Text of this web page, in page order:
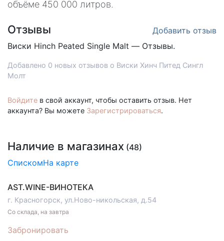
объёме 450 000 литров.
Отзывы
Добавить отзыв
Виски Hinch Peated Single Malt — Отзывы.
Добавлено 0 новых отзывов о Виски Хинч Питед Сингл
Молт
Войдите в свой аккаунт, чтобы оставить отзыв. Нет
аккаунта? Вы можете Зарегистрироваться.
Наличие в магазинах (48)
СпискомНа карте
AST.WINE-ВИНОТЕКА
г. Красногорск, ул.Ново-никольская, д.54
Забронировать
Со склада, на завтра